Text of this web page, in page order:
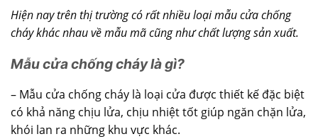
Hiện nay trên thị trường có rất nhiều loại mẫu cửa chống
cháy khác nhau về mẫu mã cũng như chất lượng sản xuất.
Mẫu cửa chống cháy là gì?
– Mẫu cửa chống cháy là loại cửa được thiết kế đặc biệt
có khả năng chịu lửa, chịu nhiệt tốt giúp ngăn chặn lửa,
khói lan ra những khu vực khác.